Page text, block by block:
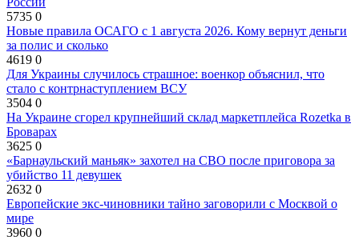
5735 0
Новые правила ОСАГО с 1 августа 2026. Кому вернут деньги
за полис и сколько
4619 0
Для Украины случилось страшное: военкор объяснил, что
стало с контрнаступлением ВСУ
3504 0
На Украине сгорел крупнейший склад маркетплейса Rozetka в
Броварах
3625 0
«Барнаульский маньяк» захотел на СВО после приговора за
убийство 11 девушек
2632 0
Европейские экс-чиновники тайно заговорили с Москвой о
мире
3960 0